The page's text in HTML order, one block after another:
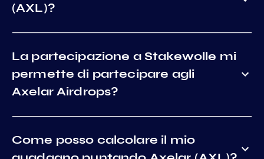
(AXL)?
La partecipazione a Stakewolle mi
permette di partecipare agli
Axelar Airdrops?
Come posso calcolare il mio